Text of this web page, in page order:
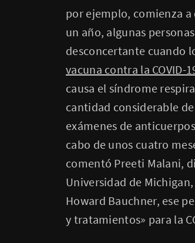
por ejemplo, comienza a
un año, algunas
desconcertante cuando
vacuna contra la COVID-
causa el síndrome
cantidad considerable
exámenes de
cabo de unos cuatro
comentó Preeti Malani,
Universidad de
Howard Bauchner, ese
y tratamientos» para la